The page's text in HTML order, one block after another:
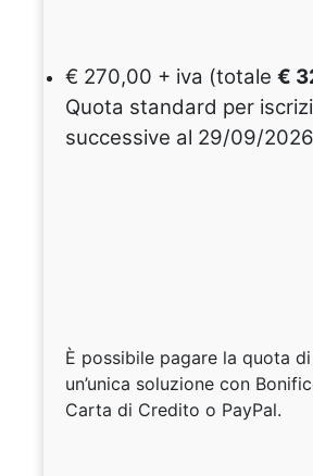
€ 270,00 + iva (totale €
Quota standard per
successive al 29/09/
È possibile pagare la quota
un’unica soluzione con
Carta di Credito o PayPal.